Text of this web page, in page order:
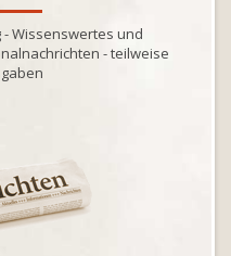
Wissenswertes und
- teilweise